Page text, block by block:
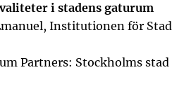
i stadens gaturum
Institutionen för Stad
Partners: Stockholms stad